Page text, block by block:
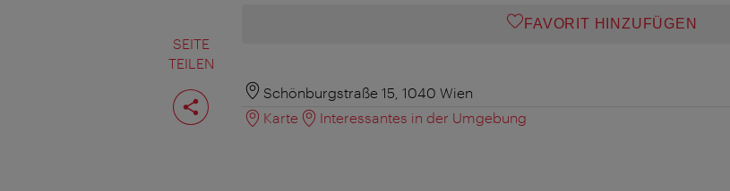
SEITE
TEILEN
Seite
teilen
FAVORIT HINZUFÜGEN
Schönburgstraße 15, 1040 Wien
Karte
Interessantes in der Umgebung